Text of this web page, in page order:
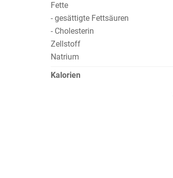
Fette
- gesättigte Fettsäuren
- Cholesterin
Zellstoff
Natrium
Kalorien